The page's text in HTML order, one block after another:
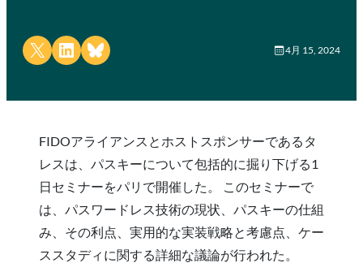
Share on X Share on LinkedIn
Share on Bluesky 4月 15, 2024
FIDOアライアンスとホストスポンサーであるタ
レスは、パスキーについて包括的に掘り下げる1
日セミナーをパリで開催した。 このセミナーで
は、パスワードレス技術の現状、パスキーの仕組
み、その利点、実用的な実装戦略と考慮点、ケー
ススタディに関する詳細な議論が行われた。